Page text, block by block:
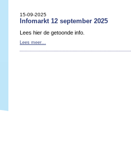
15-09-2025
Infomarkt 12 september 2025
Lees hier de getoonde info.
Lees meer...